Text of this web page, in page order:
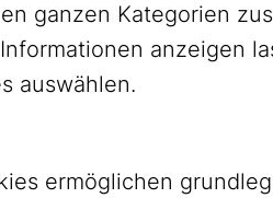
ganzen Kategorien
anzeigen
auswählen.
ermöglichen